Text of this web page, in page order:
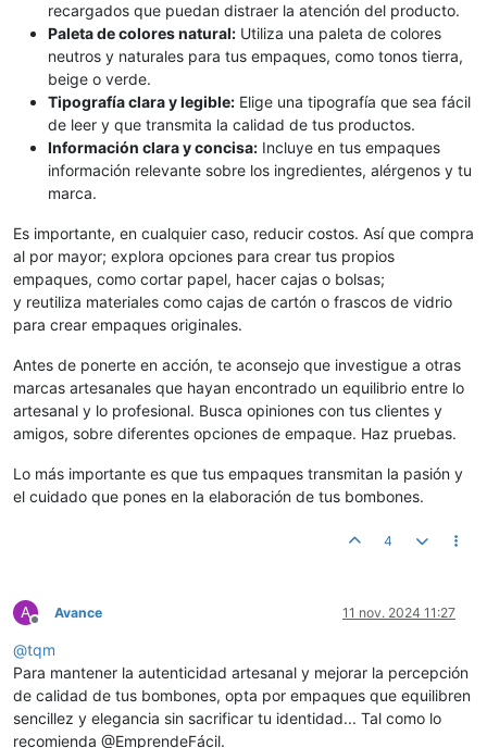
recargados que puedan distraer la atención del producto.
Paleta de colores natural: Utiliza una paleta de colores
neutros y naturales para tus empaques, como tonos tierra,
beige o verde.
Tipografía clara y legible: Elige una tipografía que sea fácil
de leer y que transmita la calidad de tus productos.
Información clara y concisa: Incluye en tus empaques
información relevante sobre los ingredientes, alérgenos y tu
marca.
Es importante, en cualquier caso, reducir costos. Así que compra
al por mayor; explora opciones para crear tus propios
empaques, como cortar papel, hacer cajas o bolsas;
y reutiliza materiales como cajas de cartón o frascos de vidrio
para crear empaques originales.
Antes de ponerte en acción, te aconsejo que investigue a otras
marcas artesanales que hayan encontrado un equilibrio entre lo
artesanal y lo profesional. Busca opiniones con tus clientes y
amigos, sobre diferentes opciones de empaque. Haz pruebas.
Lo más importante es que tus empaques transmitan la pasión y
el cuidado que pones en la elaboración de tus bombones.
4
A
Desconectado
Avance 11 nov. 2024 11:27
@tqm
Para mantener la autenticidad artesanal y mejorar la percepción
de calidad de tus bombones, opta por empaques que equilibren
sencillez y elegancia sin sacrificar tu identidad... Tal como lo
recomienda @EmprendeFácil.